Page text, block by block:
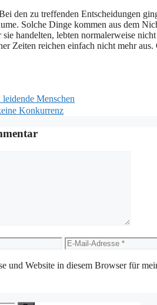
den zu treffenden Entscheidungen
Solche Dinge kommen aus dem
sie handelten, lebten normalerweise
Zeiten reichen einfach nicht mehr
Menschen
Konkurrenz
E-
Mail-
Adresse
und Website in diesem Browser für